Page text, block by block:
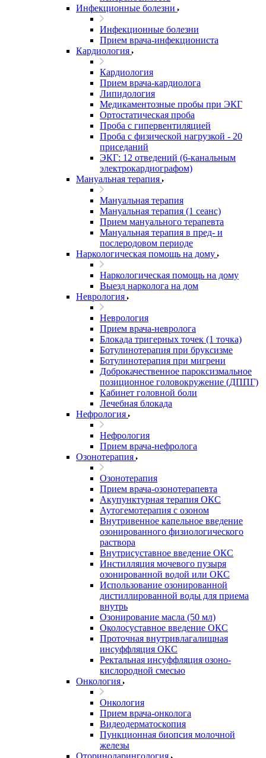
Инфекционные болезни
Инфекционные болезни
Прием врача-инфекциониста
Кардиология
Кардиология
Прием врача-кардиолога
Липидология
Медикаментозные пробы при ЭКГ
Ортостатическая проба
Проба с гипервентиляцией
Проба с физической нагрузкой - 20
приседаний
ЭКГ: 12 отведений (6-канальным
электрокардиографом)
Мануальная терапия
Мануальная терапия
Мануальная терапия (1 сеанс)
Прием мануального терапевта
Мануальная терапия в пред- и
послеродовом периоде
Наркологическая помощь на дому
Наркологическая помощь на дому
Выезд нарколога на дом
Неврология
Неврология
Прием врача-невролога
Блокада тригерных точек (1 точка)
Ботулинотерапия при бруксизме
Ботулинотерапия при мигрени
Доброкачественное пароксизмальное
позиционное головокружение (ДППГ)
Кабинет головной боли
Лечебная блокада
Нефрология
Нефрология
Прием врача-нефролога
Озонотерапия
Озонотерапия
Прием врача-озонотерапевта
Акупунктурная терапия ОКС
Аутогемотерапия с озоном
Внутривенное капельное введение
озонированного физиологического
раствора
Внутрисуставное введение ОКС
Инстилляция мочевого пузыря
озонированной водой или ОКС
Использование озонированной
дистиллированной воды для приема
внутрь
Озонирование масла (50 мл)
Околосуставное введение ОКС
Проточная внутривлагалищная
инсуффляция ОКС
Ректальная инсуффляция озоно-
кислородной смесью
Онкология
Онкология
Прием врача-онколога
Видеодерматоскопия
Пункционная биопсия молочной
железы
Оториноларингология